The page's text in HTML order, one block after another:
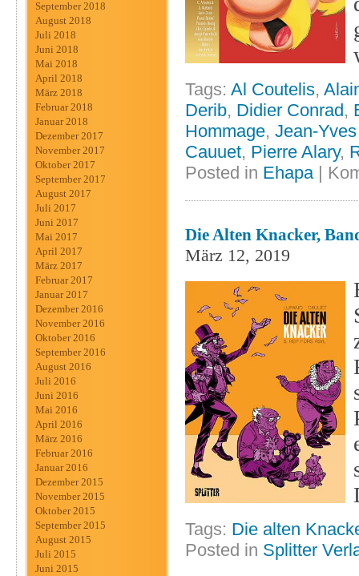
September 2018
August 2018
Juli 2018
Juni 2018
Mai 2018
April 2018
März 2018
Februar 2018
Januar 2018
Dezember 2017
November 2017
Oktober 2017
September 2017
August 2017
Juli 2017
Juni 2017
Mai 2017
April 2017
März 2017
Februar 2017
Januar 2017
Dezember 2016
November 2016
Oktober 2016
September 2016
August 2016
Juli 2016
Juni 2016
Mai 2016
April 2016
März 2016
Februar 2016
Januar 2016
Dezember 2015
November 2015
Oktober 2015
September 2015
August 2015
Juli 2015
Juni 2015
Tags: Al Coutelis,
Derib, Didier Conrad,
Hommage, Jean-
Cauuet, Pierre Alary,
Posted in Ehapa |
Die Alten Knacker,
März 12, 2019
Tags: Die alten
Posted in Splitter